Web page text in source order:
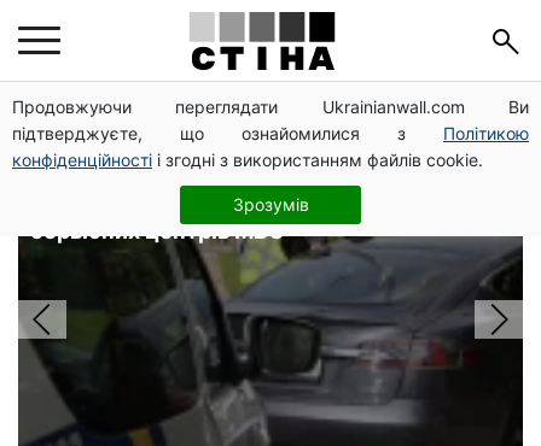
Продовжуючи переглядати Ukrainianwall.com Ви
підтверджуєте, що ознайомилися з Політикою
конфіденційності і згодні з використанням файлів cookie.
Зрозумів
Головні новини
Посвідчення водія та техпаспорт
відновлять безкоштовно: умова від
сервісних центрів МВС